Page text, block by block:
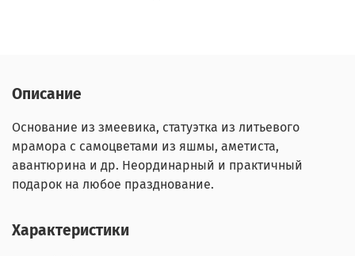
Описание
Основание из змеевика, статуэтка из литьевого
мрамора с самоцветами из яшмы, аметиста,
авантюрина и др. Неординарный и практичный
подарок на любое празднование.
Характеристики